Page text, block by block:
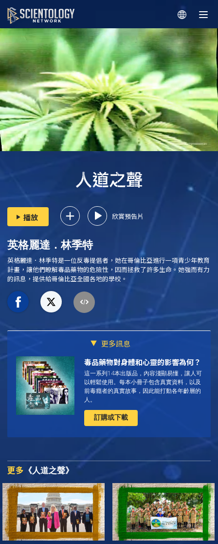
播放 欣賞預告片
英格麗達．林季特
英格麗達．林季特是一位反毒提倡者，她在哥倫比亞進行一項青少年教育
計畫，讓他們瞭解毒品藥物的危險性，因而拯救了許多生命。她強而有力
的訊息，提供給哥倫比亞全國各地的學校。
更多訊息
毒品藥物對身體和心靈的影響為何？
這一系列14本出版品，內容淺顯易懂，讓人可
以輕鬆使用。每本小冊子包含真實資料，以及
前毒癮者的真實故事，因此能打動各年齡層的
人。
訂購或下載
更多 《人道之聲》